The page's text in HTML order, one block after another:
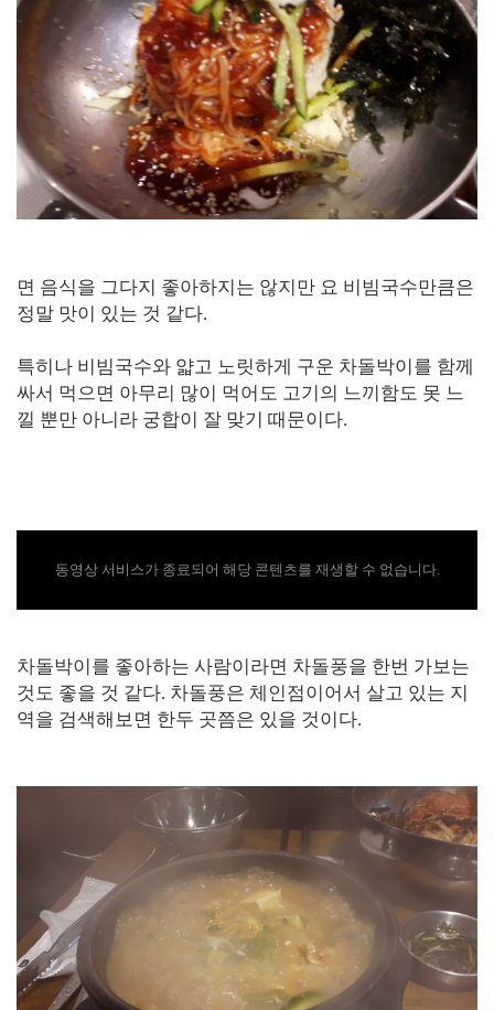
면 음식을 그다지 좋아하지는 않지만 요 비빔국수만큼은
정말 맛이 있는 것 같다.
특히나 비빔국수와 얇고 노릿하게 구운 차돌박이를 함께
싸서 먹으면 아무리 많이 먹어도 고기의 느끼함도 못 느
낄 뿐만 아니라 궁합이 잘 맞기 때문이다.
동영상 서비스가 종료되어 해당 콘텐츠를 재생할 수 없습니다.
차돌박이를 좋아하는 사람이라면 차돌풍을 한번 가보는
것도 좋을 것 같다. 차돌풍은 체인점이어서 살고 있는 지
역을 검색해보면 한두 곳쯤은 있을 것이다.